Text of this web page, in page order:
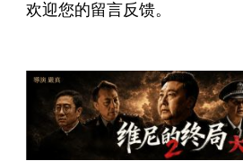
欢迎您的留言反馈。